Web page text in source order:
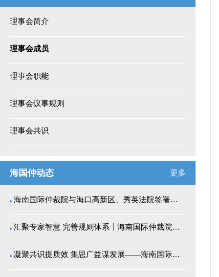
理事会简介
理事会成员
理事会职能
理事会议事规则
理事会共识
海国仲动态 更多
海南国际仲裁院与海口高新区、秀英法院签署商事纠纷多...
汇聚专家智慧 完善规则体系丨海南国际仲裁院召开仲裁...
凝聚共识提质效 集思广益谋发展——海南国际仲裁院举...